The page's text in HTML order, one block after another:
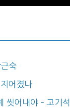
숙
어졌나
씻어내야 – 고기석